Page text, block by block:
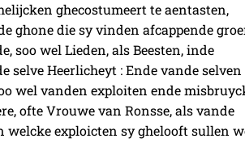
ghecostumeert te aentasten,
ghone die sy vinden afcappende
soo wel Lieden, als Beesten, inde
selve Heerlicheyt : Ende vande selven
wel vanden exploiten ende
ofte Vrouwe van Ronsse, als vande
welcke exploicten sy ghelooft sullen